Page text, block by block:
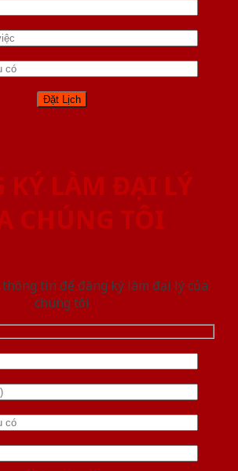
KÝ LÀM ĐẠI LÝ
CHÚNG TÔI
tin để đăng ký làm đại lý của
chúng tôi